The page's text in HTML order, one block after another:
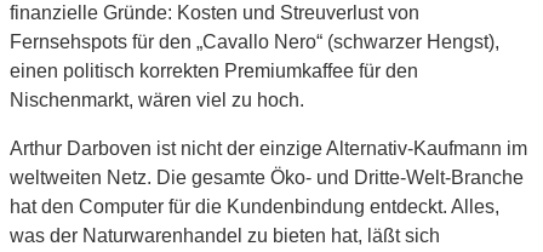
finanzielle Gründe: Kosten und Streuverlust von
Fernsehspots für den „Cavallo Nero“ (schwarzer Hengst),
einen politisch korrekten Premiumkaffee für den
Nischenmarkt, wären viel zu hoch.
Arthur Darboven ist nicht der einzige Alternativ-Kaufmann im
weltweiten Netz. Die gesamte Öko- und Dritte-Welt-Branche
hat den Computer für die Kundenbindung entdeckt. Alles,
was der Naturwarenhandel zu bieten hat, läßt sich